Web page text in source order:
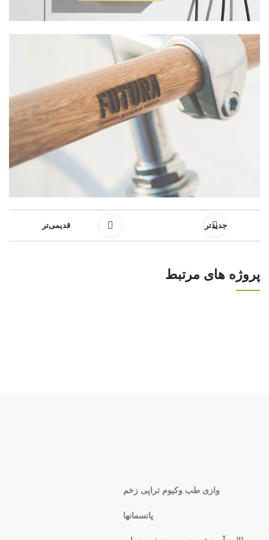
جدیدتر قدیمی‌تر
پروژه های مرتبط
وازی طب وکیوم تراپی زخم
پانسمانها